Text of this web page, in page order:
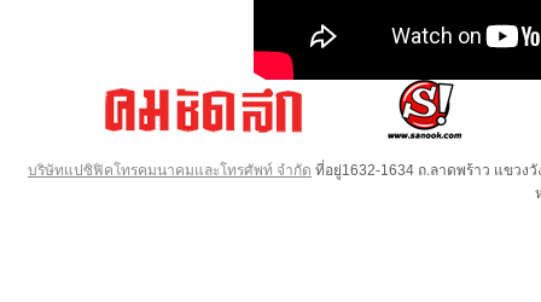
บริษัทแปซิฟิคโทรคมนาคมและโทรศัพท์ จำกัด ที่อยู่1632-1634 ถ.ลาดพร้าว แขวง